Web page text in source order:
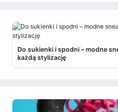
Do sukienki i spodni – modne
każdą stylizację